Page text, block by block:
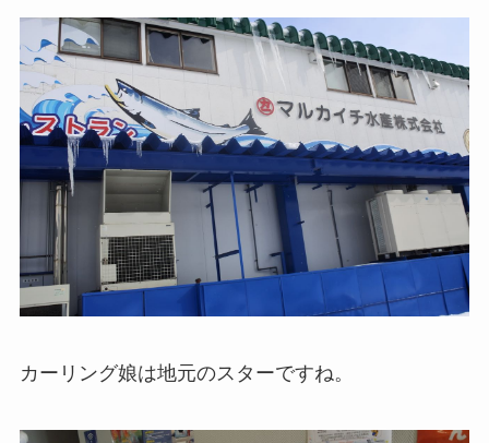
カーリング娘は地元のスターですね。